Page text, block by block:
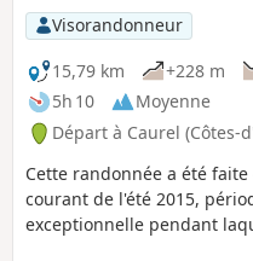
Visorandonneur
15,79 km
+228 m
5h 10
Moyenne
Départ à Caurel (Côtes-
Cette randonnée a été
courant de l'été 2015,
exceptionnelle pendant